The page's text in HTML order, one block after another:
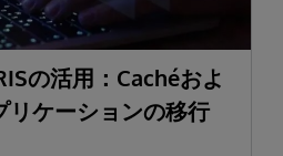
の活用：Cachéおよ
ケーションの移行